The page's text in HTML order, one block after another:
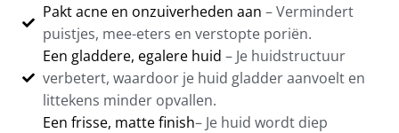
Pakt acne en onzuiverheden aan – Vermindert
puistjes, mee-eters en verstopte poriën.
Een gladdere, egalere huid – Je huidstructuur
verbetert, waardoor je huid gladder aanvoelt en
littekens minder opvallen.
Een frisse, matte finish– Je huid wordt diep